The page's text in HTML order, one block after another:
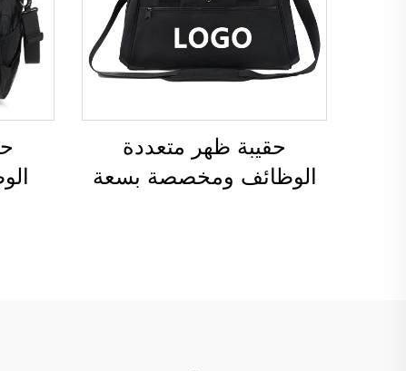
حقيبة ظهر متعددة
الوظائف ومخصصة بسعة